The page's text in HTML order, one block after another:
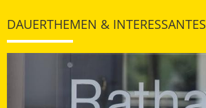
DAUERTHEMEN & INTERESSANTES